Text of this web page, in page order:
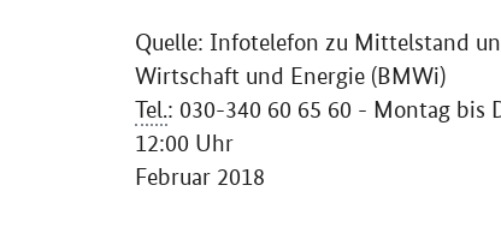
Quelle: Infotelefon zu Mittelstand
Wirtschaft und Energie (BMWi)
Tel.: 030-340 60 65 60 - Montag bis
12:00 Uhr
Februar 2018